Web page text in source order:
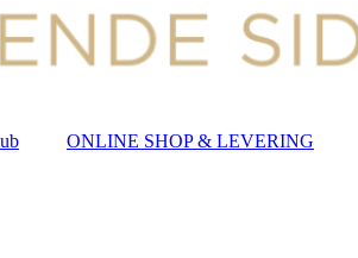
ONLINE SHOP & LEVERING